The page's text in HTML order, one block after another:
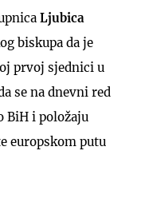
Ljubica
biskupa da je
prvoj sjednici u
se na dnevni red
BiH i položaju
europskom putu